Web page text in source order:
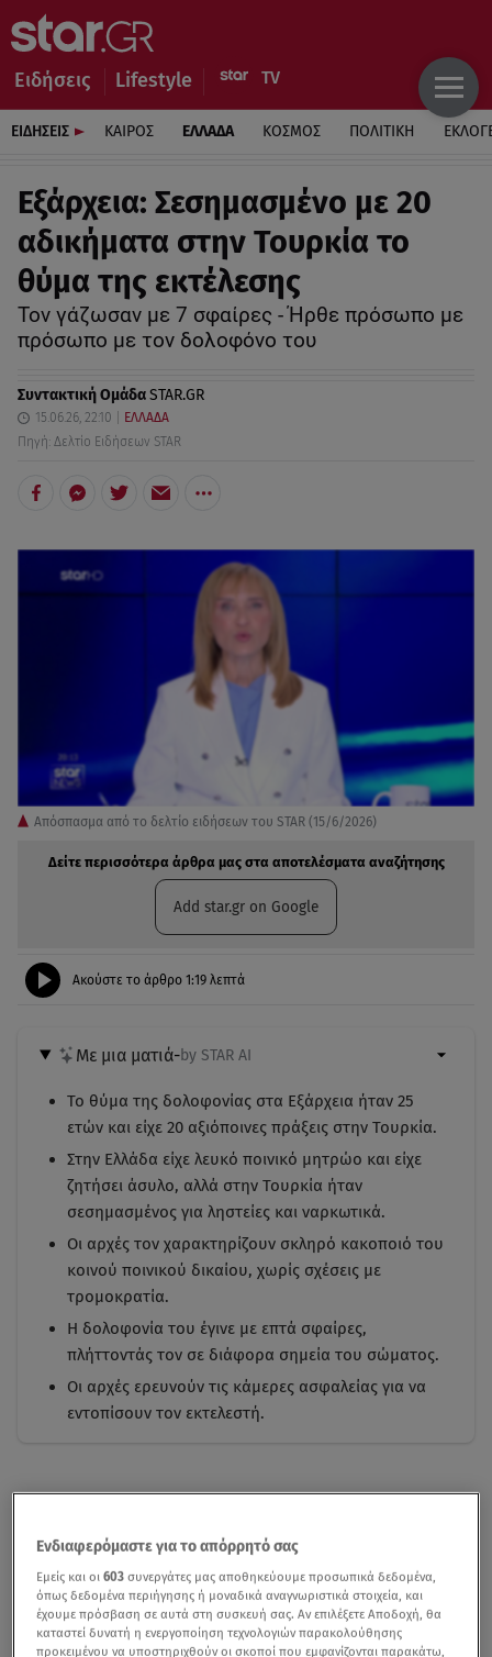
Ειδήσεις Lifestyle
ΕΙΔΗΣΕΙΣ ΚΑΙΡΟΣ ΕΛΛΑΔΑ ΚΟΣΜΟΣ ΠΟΛΙΤΙΚΗ
Εξάρχεια: Σεσημασμένο με 20
αδικήματα στην Τουρκία το
θύμα της εκτέλεσης
Τον γάζωσαν με 7 σφαίρες - Ήρθε πρόσωπο με
πρόσωπο με τον δολοφόνο του
Συντακτική ΟμάδαSTAR.GR
15.06.26, 22:10
ΕΛΛΑΔΑ
Πηγή: Δελτίο Ειδήσεων STAR
Απόσπασμα από το δελτίο ειδήσεων του STAR (15/6/2026)
Δείτε περισσότερα άρθρα μας στα αποτελέσματα αναζήτησης
Add star.gr on Google
Ακούστε το άρθρο 1:19 λεπτά
Με μια ματιά-by STAR AI
Το θύμα της δολοφονίας στα Εξάρχεια ήταν 25
ετών και είχε 20 αξιόποινες πράξεις στην Τουρκία.
Στην Ελλάδα είχε λευκό ποινικό μητρώο και είχε
ζητήσει άσυλο, αλλά στην Τουρκία ήταν
σεσημασμένος για ληστείες και ναρκωτικά.
Οι αρχές τον χαρακτηρίζουν σκληρό κακοποιό του
κοινού ποινικού δικαίου, χωρίς σχέσεις με
τρομοκρατία.
Η δολοφονία του έγινε με επτά σφαίρες,
πλήττοντάς τον σε διάφορα σημεία του σώματος.
Οι αρχές ερευνούν τις κάμερες ασφαλείας για να
εντοπίσουν τον εκτελεστή.
Ενδιαφερόμαστε για το απόρρητό σας
Εμείς και οι603 συνεργάτες μας αποθηκεύουμε προσωπικά δεδομένα,
όπως δεδομένα περιήγησης ή μοναδικά αναγνωριστικά στοιχεία, και
έχουμε πρόσβαση σε αυτά στη συσκευή σας. Αν επιλέξετε Αποδοχή, θα
καταστεί δυνατή η ενεργοποίηση τεχνολογιών παρακολούθησης
προκειμένου να υποστηριχθούν οι σκοποί που εμφανίζονται παρακάτω,